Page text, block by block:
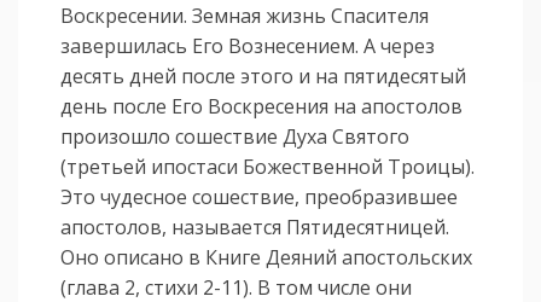
Воскресении. Земная жизнь Спасителя
завершилась Его Вознесением. А через
десять дней после этого и на пятидесятый
день после Его Воскресения на апостолов
произошло сошествие Духа Святого
(третьей ипостаси Божественной Троицы).
Это чудесное сошествие, преобразившее
апостолов, называется Пятидесятницей.
Оно описано в Книге Деяний апостольских
(глава 2, стихи 2-11). В том числе они